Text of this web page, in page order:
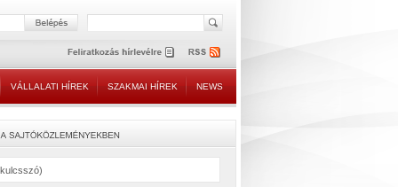
VÁLLALATI HÍREK SZAKMAI HÍREK NEWS